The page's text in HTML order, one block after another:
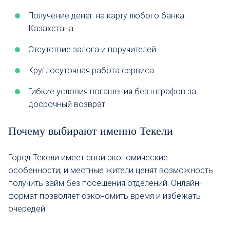
Получение денег на карту любого банка
Казахстана
Отсутствие залога и поручителей
Круглосуточная работа сервиса
Гибкие условия погашения без штрафов за
досрочный возврат
Почему выбирают именно Текели
Город Текели имеет свои экономические
особенности, и местные жители ценят возможность
получить займ без посещения отделений. Онлайн-
формат позволяет сэкономить время и избежать
очередей.